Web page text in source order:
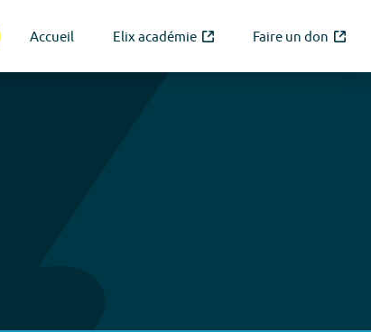
Accueil Elix académie Faire un don